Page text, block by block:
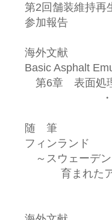
第2回舗装維持再
参加報告
海外文献
Basic Asphalt
第6章 表面処
・・・海外
随 筆
フィンランド
～スウェーデ
育まれたア
・・・・